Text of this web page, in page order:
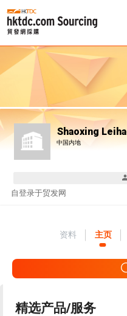
Shaoxing
中国内地
自登录于贸发网
资料 主页
精选产品/服务